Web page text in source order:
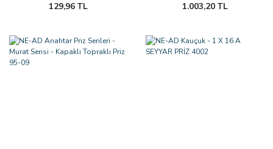
129,96 TL 1.003,20 TL